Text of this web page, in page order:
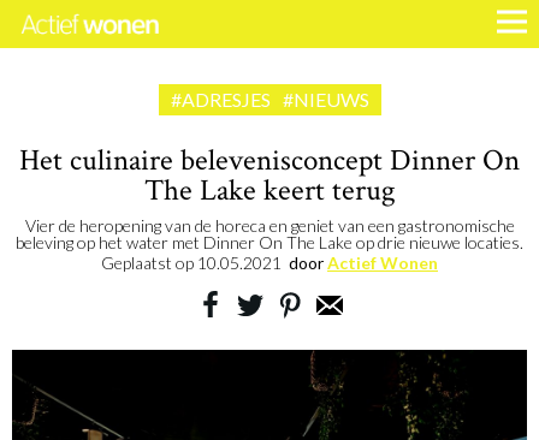
#ADRESJES #NIEUWS
Het culinaire belevenisconcept Dinner On
The Lake keert terug
Vier de heropening van de horeca en geniet van een gastronomische
beleving op het water met Dinner On The Lake op drie nieuwe locaties.
Geplaatst op 10.05.2021 doorActief Wonen